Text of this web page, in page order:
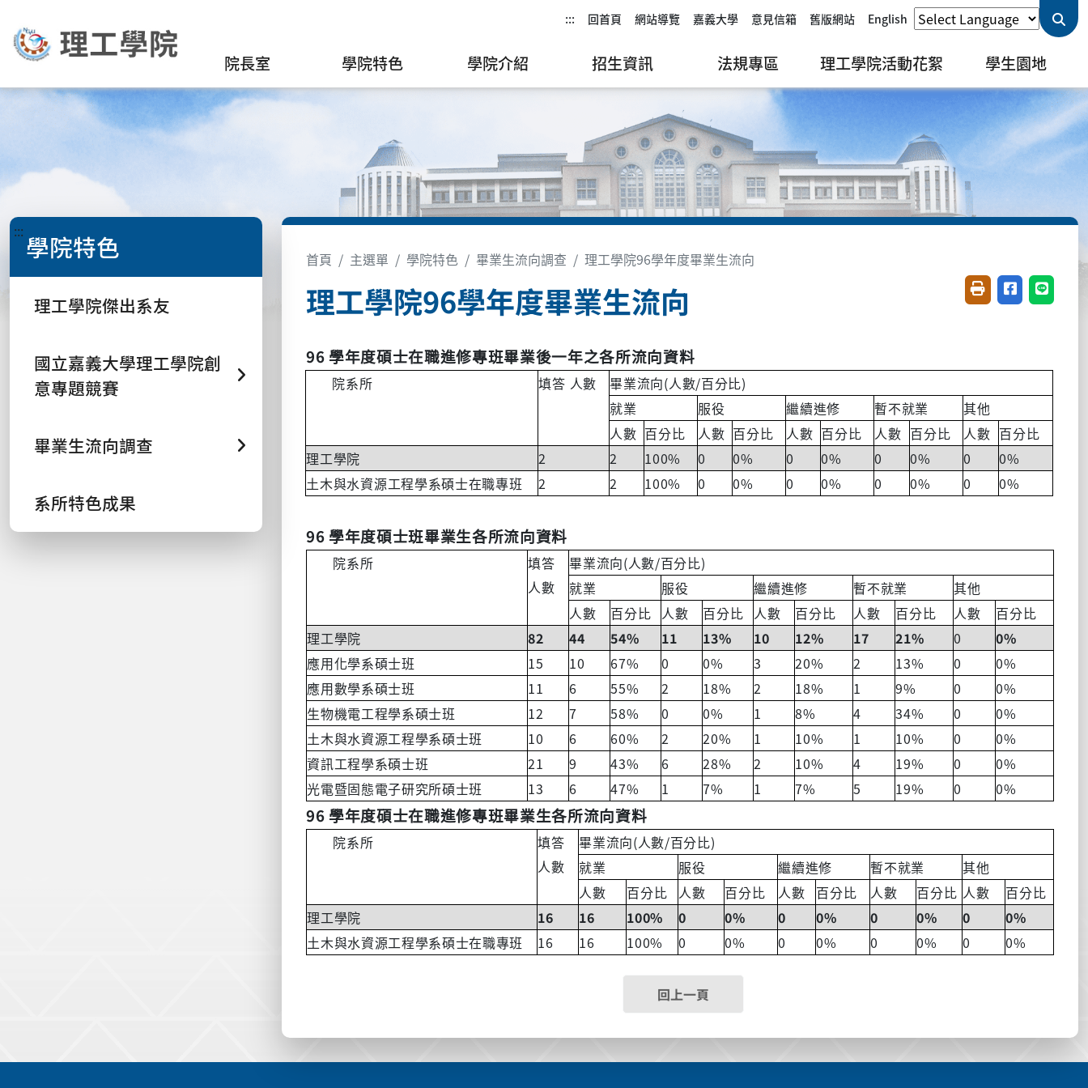
::: 回首頁 網站導覽 嘉義大學 意見信箱 舊版網站 English
院長室 學院特色 學院介紹 招生資訊 法規專區 理工學院活動花絮 學生園地
::: 學院特色
理工學院傑出系友
國立嘉義大學理工學院創
意專題競賽
畢業生流向調查
系所特色成果
首頁 主選單 學院特色 畢業生流向調查 理工學院96學年度畢業生流向
理工學院96學年度畢業生流向 友善列印(開新視窗)
分享至臉書(
分享至
96 學年度碩士在職進修專班畢業後一年之各所流向資料
院系所 填答 人數 畢業流向(人數/百分比)
就業 服役 繼續進修 暫不就業
其他
人數 百分比 人數 百分比 人數 百分比 人數 百分比 人數 百分比
理工學院
2 2 100% 0 0% 0 0% 0 0% 0 0%
土木與水資源工程學系碩士在職專班 2 2 100% 0 0% 0 0% 0 0% 0 0%
96 學年度碩士班畢業生各所流向資料
院系所
填答
人數
畢業流向(人數/百分比)
就業 服役 繼續進修 暫不就業
其他
人數
百分比 人數 百分比 人數 百分比 人數 百分比 人數
百分比
理工學院
82 44 54% 11 13% 10 12% 17 21% 0 0%
應用化學系碩士班 15 10 67% 0 0% 3 20% 2 13% 0 0%
應用數學系碩士班 11 6 55% 2 18% 2 18% 1 9% 0 0%
生物機電工程學系碩士班 12 7 58% 0 0% 1 8% 4 34% 0 0%
土木與水資源工程學系碩士班 10 6 60% 2 20% 1 10% 1 10% 0 0%
資訊工程學系碩士班 21 9 43% 6 28% 2 10% 4 19% 0 0%
光電暨固態電子研究所碩士班 13 6 47% 1 7% 1 7% 5 19% 0 0%
96 學年度碩士在職進修專班畢業生各所流向資料
院系所
填答
人數
畢業流向(人數/百分比)
就業 服役 繼續進修 暫不就業
其他
人數
百分比 人數 百分比 人數 百分比 人數 百分比 人數
百分比
理工學院
16 16 100% 0 0% 0 0% 0 0% 0 0%
土木與水資源工程學系碩士在職專班 16 16 100% 0 0% 0 0% 0 0% 0 0%
回上一頁